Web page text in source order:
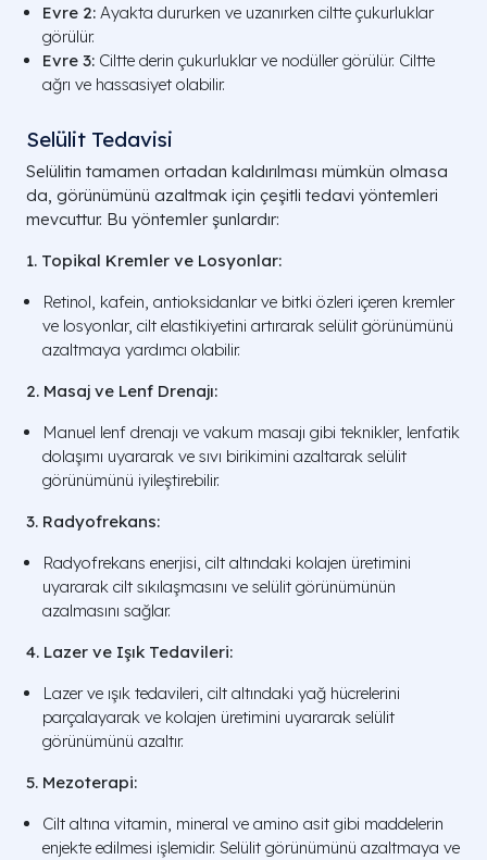
Evre 2: Ayakta dururken ve uzanırken ciltte çukurluklar
görülür.
Evre 3: Ciltte derin çukurluklar ve nodüller görülür. Ciltte
ağrı ve hassasiyet olabilir.
Selülit Tedavisi
Selülitin tamamen ortadan kaldırılması mümkün olmasa
da, görünümünü azaltmak için çeşitli tedavi yöntemleri
mevcuttur. Bu yöntemler şunlardır:
1. Topikal Kremler ve Losyonlar:
Retinol, kafein, antioksidanlar ve bitki özleri içeren kremler
ve losyonlar, cilt elastikiyetini artırarak selülit görünümünü
azaltmaya yardımcı olabilir.
2. Masaj ve Lenf Drenajı:
Manuel lenf drenajı ve vakum masajı gibi teknikler, lenfatik
dolaşımı uyararak ve sıvı birikimini azaltarak selülit
görünümünü iyileştirebilir.
3. Radyofrekans:
Radyofrekans enerjisi, cilt altındaki kolajen üretimini
uyararak cilt sıkılaşmasını ve selülit görünümünün
azalmasını sağlar.
4. Lazer ve Işık Tedavileri:
Lazer ve ışık tedavileri, cilt altındaki yağ hücrelerini
parçalayarak ve kolajen üretimini uyararak selülit
görünümünü azaltır.
5. Mezoterapi:
Cilt altına vitamin, mineral ve amino asit gibi maddelerin
enjekte edilmesi işlemidir. Selülit görünümünü azaltmaya ve